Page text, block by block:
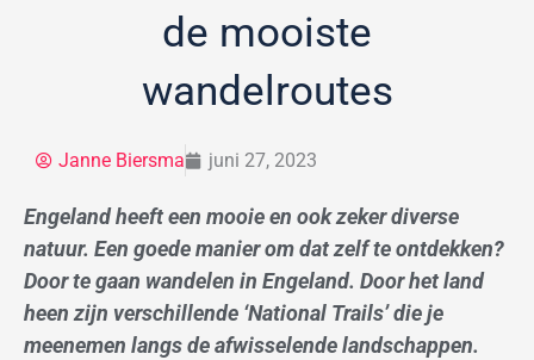
de mooiste
wandelroutes
Janne Biersma juni 27, 2023
Engeland heeft een mooie en ook zeker diverse
natuur. Een goede manier om dat zelf te ontdekken?
Door te gaan wandelen in Engeland. Door het land
heen zijn verschillende ‘National Trails’ die je
meenemen langs de afwisselende landschappen.